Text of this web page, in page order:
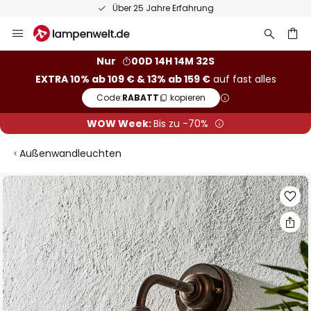
Über 25 Jahre Erfahrung
Inhalt
Nur
00D 14H 14M 31S
EXTRA 10% ab 109 € & 13% ab 159 €auf fast alles
Code:RABATT kopieren
WOW Week:Bis zu -70%
Außenwandleuchten
Zum
Ende
der
Bildgalerie
springen